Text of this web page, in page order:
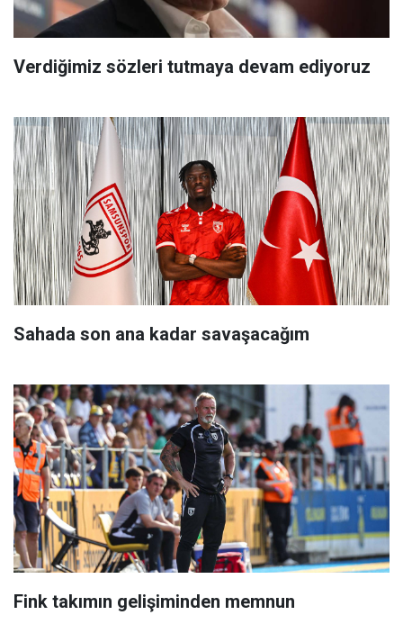
Verdiğimiz sözleri tutmaya devam ediyoruz
Sahada son ana kadar savaşacağım
Fink takımın gelişiminden memnun